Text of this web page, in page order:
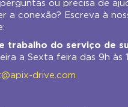
ou precisa de
a conexão? Escreva à
trabalho do serviço de
a Sexta feira das 9h às
drive.com